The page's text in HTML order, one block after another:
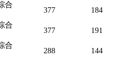
合
377
184
合
377 191
合
288
144